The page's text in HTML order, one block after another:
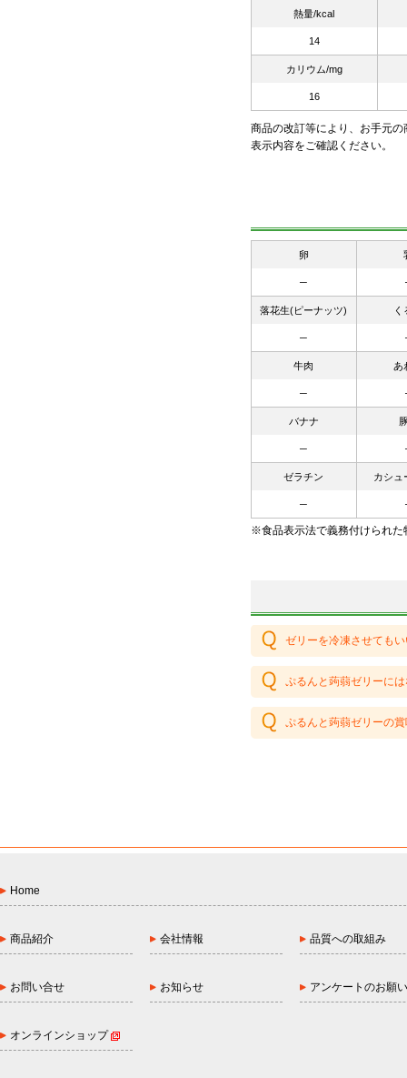
熱量/kcal
14
カリウム/mg
16
商品の改訂等により、お手元
表示内容をご確認ください。
卵
─
落花生(ピーナッツ) く
─
牛肉 あ
─
バナナ
─
ゼラチン カシュ
─
※食品表示法で義務付けられた
ゼリーを冷凍させても
ぷるんと蒟蒻ゼリーに
ぷるんと蒟蒻ゼリーの
Home
商品紹介 会社情報 品質への取組み
お問い合せ お知らせ アンケートのお願い
オンラインショップ